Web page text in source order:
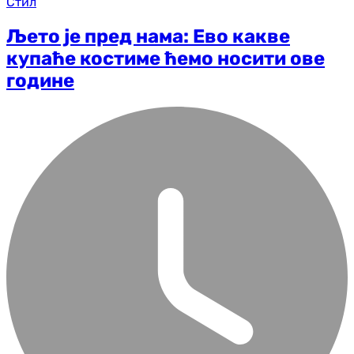
Љето је пред нама: Ево какве
купаће костиме ћемо носити ове
године